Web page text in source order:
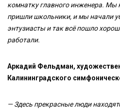
комнатку главного инженера. Мы
пришли школьники, и мы начали
энтузиасты и так всё пошло
работали.
Аркадий Фельдман,
Калининградского
— Здесь прекрасные люди